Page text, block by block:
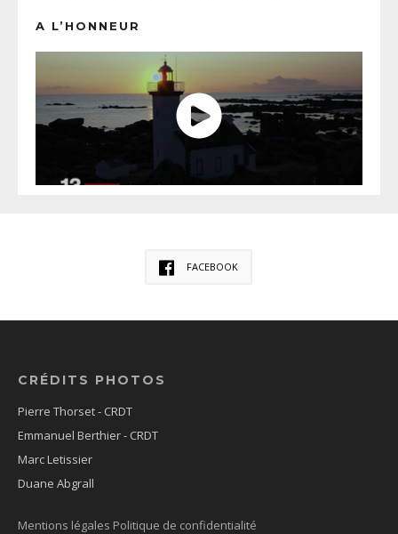
A L’HONNEUR
FACEBOOK
CRÉDITS PHOTOS
Pierre Thorset - CRDT
Emmanuel Berthier - CRDT
Marc Letissier
Duane Abgrall
Mentions légales Politique de confidentialité